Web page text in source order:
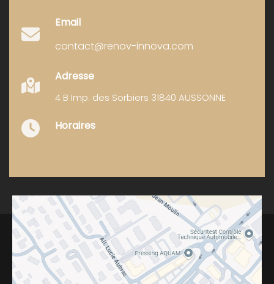
Email
contact@renov-innova.com
Adresse
4 B Imp. des Sorbiers 31840 AUSSONNE
Horaires